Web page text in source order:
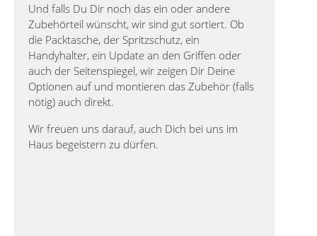
Und falls Du Dir noch das ein oder andere
Zubehörteil wünscht, wir sind gut sortiert. Ob
die Packtasche, der Spritzschutz, ein
Handyhalter, ein Update an den Griffen oder
auch der Seitenspiegel, wir zeigen Dir Deine
Optionen auf und montieren das Zubehör (falls
nötig) auch direkt.
Wir freuen uns darauf, auch Dich bei uns im
Haus begeistern zu dürfen.